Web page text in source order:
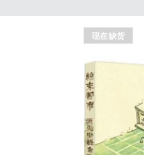
现在缺货